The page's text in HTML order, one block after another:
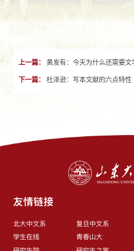
上一篇： 黄发有：今天为什么还需要文
下一篇： 杜泽逊：写本文献的六点特性
友情链接
北大中文系 复旦中文系
学生在线
青春山大